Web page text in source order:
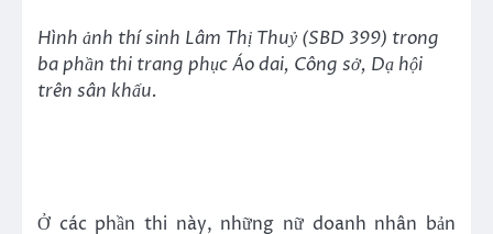
Hình ảnh thí sinh Lâm Thị Thuỷ (SBD 399) trong
ba phần thi trang phục Áo dai, Công sở, Dạ hội
trên sân khấu.
Ở các phần thi này, những nữ doanh nhân bản